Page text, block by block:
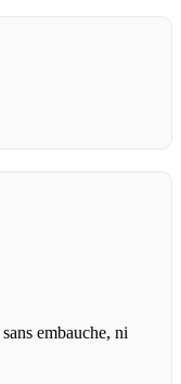
embauche, ni